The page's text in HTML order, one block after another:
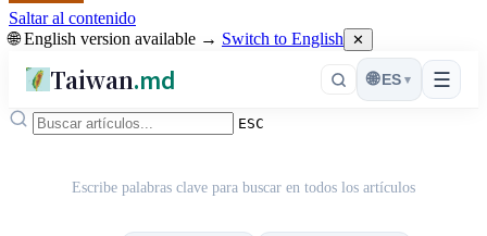
Saltar al contenido
🌐 English version available → Switch to English ✕
Taiwan.md ☰
🌐 ES ▾
ESC
Escribe palabras clave para buscar en todos los artículos